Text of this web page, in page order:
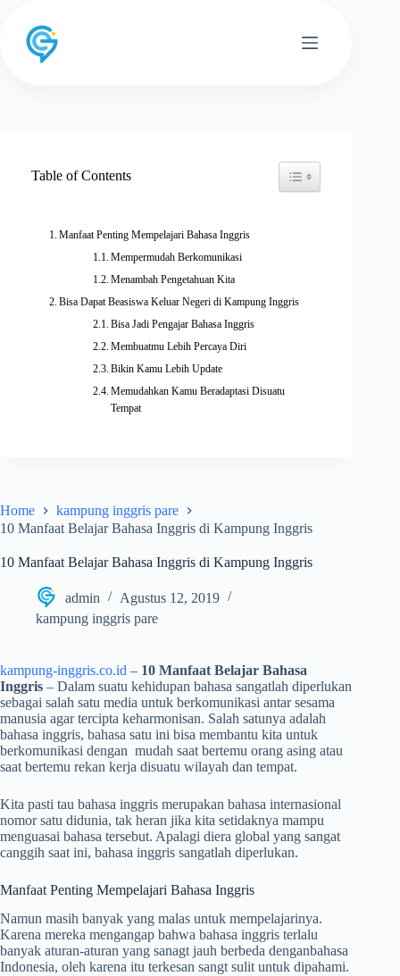
content
Home
kampung inggris pare
10 Manfaat Belajar Bahasa Inggris di Kampung Inggris
10 Manfaat Belajar Bahasa Inggris di Kampung Inggris
admin
Agustus 12, 2019
kampung inggris pare
kampung-inggris.co.id – 10 Manfaat Belajar Bahasa
Inggris – Dalam suatu kehidupan bahasa sangatlah diperlukan
sebagai salah satu media untuk berkomunikasi antar sesama
manusia agar tercipta keharmonisan. Salah satunya adalah
bahasa inggris, bahasa satu ini bisa membantu kita untuk
berkomunikasi dengan mudah saat bertemu orang asing atau
saat bertemu rekan kerja disuatu wilayah dan tempat.
Kita pasti tau bahasa inggris merupakan bahasa internasional
nomor satu didunia, tak heran jika kita setidaknya mampu
menguasai bahasa tersebut. Apalagi diera global yang sangat
canggih saat ini, bahasa inggris sangatlah diperlukan.
Manfaat Penting Mempelajari Bahasa Inggris
Namun masih banyak yang malas untuk mempelajarinya.
Karena mereka mengangap bahwa bahasa inggris terlalu
banyak aturan-aturan yang sanagt jauh berbeda denganbahasa
Indonesia, oleh karena itu terkesan sangt sulit untuk dipahami.
Table of Contents Toggle Table of Content
Manfaat Penting Mempelajari Bahasa Inggris
Mempermudah Berkomunikasi
Menambah Pengetahuan Kita
Bisa Dapat Beasiswa Keluar Negeri di Kampung Inggris
Bisa Jadi Pengajar Bahasa Inggris
Membuatmu Lebih Percaya Diri
Bikin Kamu Lebih Update
Memudahkan Kamu Beradaptasi Disuatu
Tempat